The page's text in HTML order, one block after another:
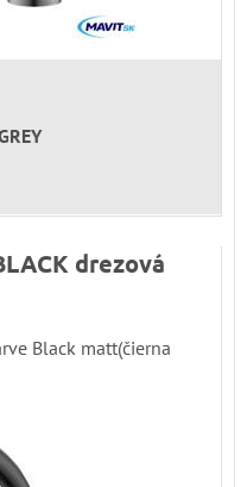
drezová
Black matt(čierna